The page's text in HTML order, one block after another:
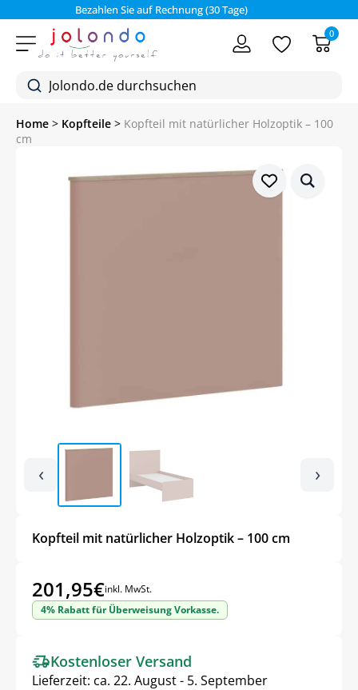
Bezahlen Sie auf Rechnung (30 Tage)
0
Home > Kopfteile > Kopfteil mit natürlicher Holzoptik – 100
cm
‹ ›
Kopfteil mit natürlicher Holzoptik – 100 cm
201,95€inkl. MwSt.
4% Rabatt für Überweisung Vorkasse.
Kostenloser Versand
Lieferzeit: ca. 22. August - 5. September